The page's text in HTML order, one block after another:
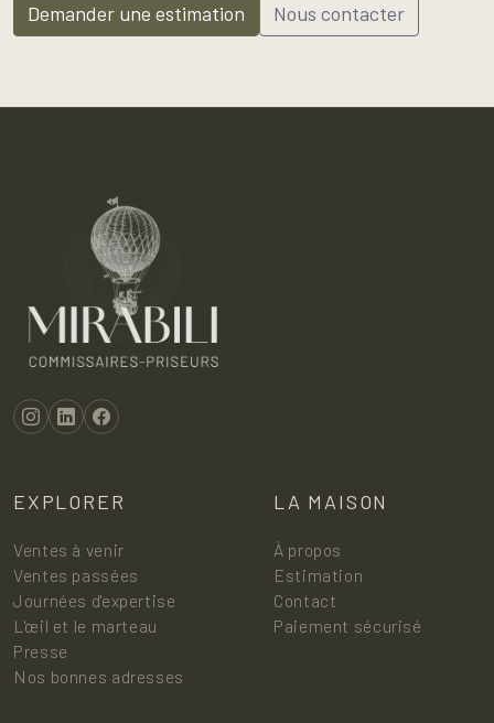
Demander une estimation Nous contacter
EXPLORER
Ventes à venir
Ventes passées
Journées d'expertise
L'œil et le marteau
Presse
Nos bonnes adresses
LA MAISON
À propos
Estimation
Contact
Paiement sécurisé